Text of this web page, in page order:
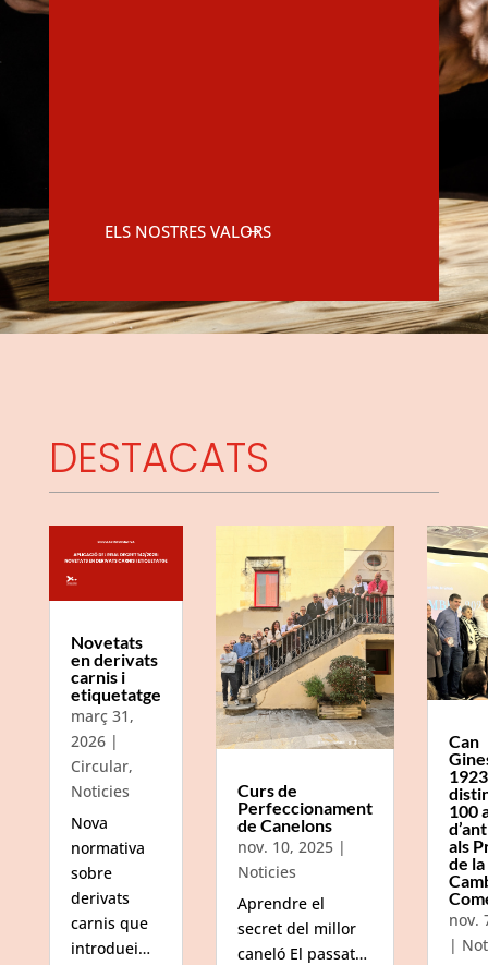
ELS NOSTRES VALORS
DESTACATS
Novetats
en derivats
carnis i
etiquetatge
març 31,
2026|
Circular,
Noticies
Nova
normativa
sobre
derivats
carnis que
introduei…
Curs de
Perfeccionament
de Canelons
nov. 10, 2025|
Noticies
Aprendre el
secret del millor
caneló El passat…
Can
100
als
de la
nov.
|